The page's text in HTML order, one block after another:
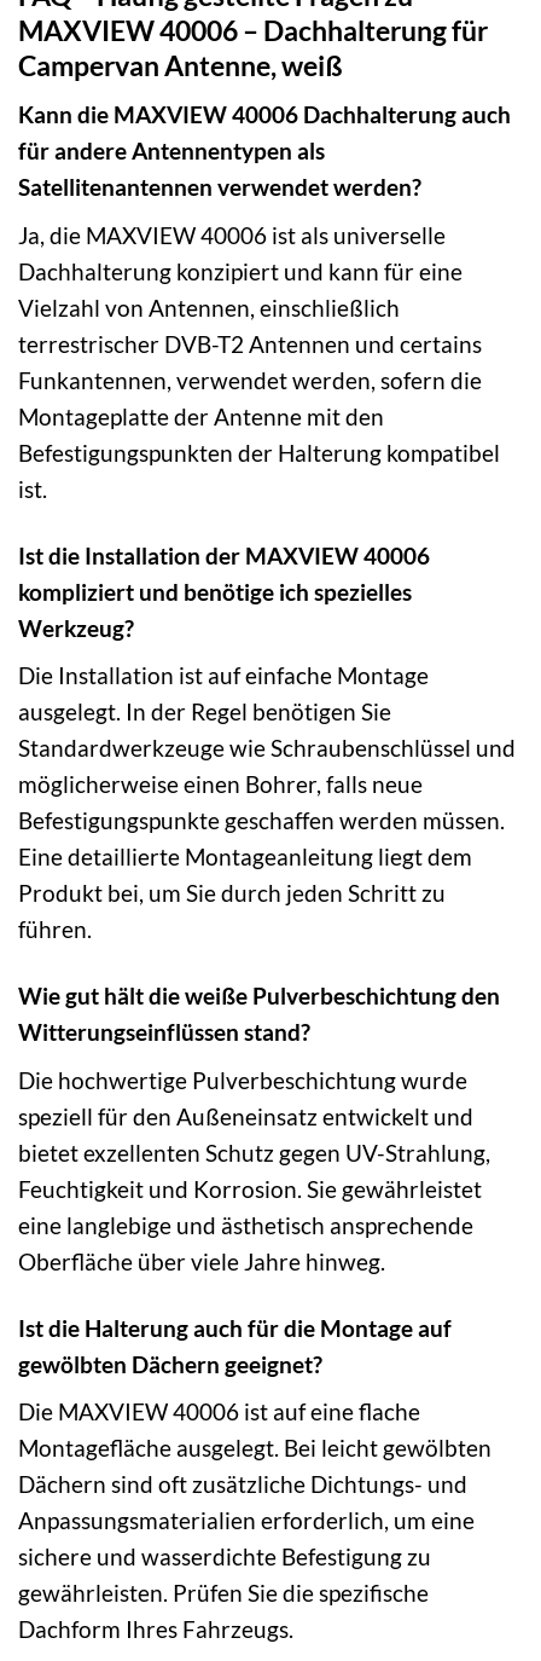
MAXVIEW 40006 – Dachhalterung für
Campervan Antenne, weiß
Kann die MAXVIEW 40006 Dachhalterung auch
für andere Antennentypen als
Satellitenantennen verwendet werden?
Ja, die MAXVIEW 40006 ist als universelle
Dachhalterung konzipiert und kann für eine
Vielzahl von Antennen, einschließlich
terrestrischer DVB-T2 Antennen und certains
Funkantennen, verwendet werden, sofern die
Montageplatte der Antenne mit den
Befestigungspunkten der Halterung kompatibel
ist.
Ist die Installation der MAXVIEW 40006
kompliziert und benötige ich spezielles
Werkzeug?
Die Installation ist auf einfache Montage
ausgelegt. In der Regel benötigen Sie
Standardwerkzeuge wie Schraubenschlüssel und
möglicherweise einen Bohrer, falls neue
Befestigungspunkte geschaffen werden müssen.
Eine detaillierte Montageanleitung liegt dem
Produkt bei, um Sie durch jeden Schritt zu
führen.
Wie gut hält die weiße Pulverbeschichtung den
Witterungseinflüssen stand?
Die hochwertige Pulverbeschichtung wurde
speziell für den Außeneinsatz entwickelt und
bietet exzellenten Schutz gegen UV-Strahlung,
Feuchtigkeit und Korrosion. Sie gewährleistet
eine langlebige und ästhetisch ansprechende
Oberfläche über viele Jahre hinweg.
Ist die Halterung auch für die Montage auf
gewölbten Dächern geeignet?
Die MAXVIEW 40006 ist auf eine flache
Montagefläche ausgelegt. Bei leicht gewölbten
Dächern sind oft zusätzliche Dichtungs- und
Anpassungsmaterialien erforderlich, um eine
sichere und wasserdichte Befestigung zu
gewährleisten. Prüfen Sie die spezifische
Dachform Ihres Fahrzeugs.